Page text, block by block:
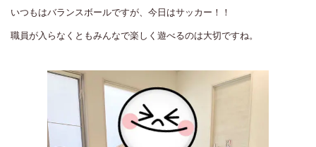
いつもはバランスボールですが、今日はサッカー！！
職員が入らなくともみんなで楽しく遊べるのは大切ですね。